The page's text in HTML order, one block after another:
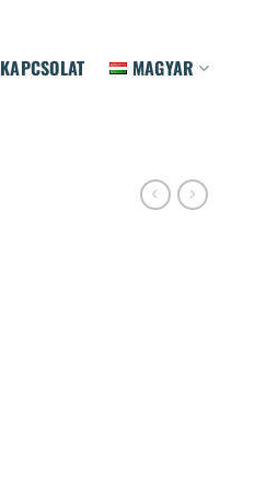
KAPCSOLAT MAGYAR